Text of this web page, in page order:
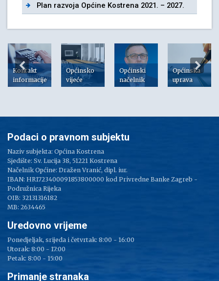
Plan razvoja Općine Kostrena 2021. – 2027.
Kontakt
informacije
Općinsko
vijeće
Općinski
načelnik
Općinska
uprava
Podaci o pravnom subjektu
Naziv subjekta: Općina Kostrena
Sjedište: Sv. Lucija 38, 51221 Kostrena
Načelnik Općine: Dražen Vranić, dipl. iur.
IBAN: HR1723400091853800000 kod Privredne Banke Zagreb -
Podružnica Rijeka
OIB: 32131316182
MB: 2634465
Uredovno vrijeme
Ponedjeljak, srijeda i četvrtak: 8:00 - 16:00
Utorak: 8:00 - 17:00
Petak: 8:00 - 15:00
Primanje stranaka